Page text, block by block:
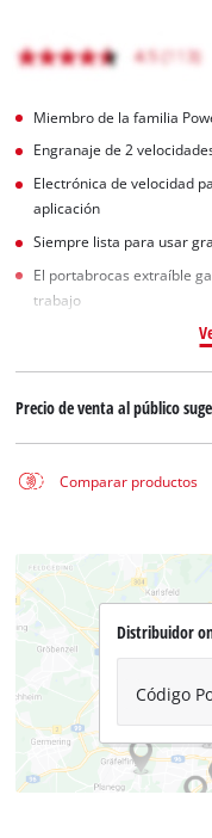
Miembro de la familia
Engranaje de 2
Electrónica de velocidad
aplicación
Siempre lista para usar
El portabrocas extraíble
trabajo
Precio de venta al público
Comparar productos
Distribuidor
Código